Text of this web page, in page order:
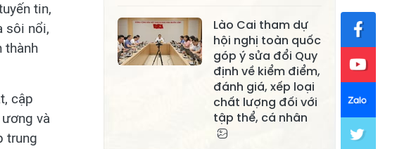
tin,
sôi nổi,
thành
cập
và
trung
Xã Lục Yên
Xã Tân Lĩnh
Xã Khánh Hòa
Xã Phúc Lợi
Xã Cảm Nhân
Xã Thác Bà
Lào Cai tham dự
hội nghị toàn quốc
góp ý sửa đổi Quy
định về kiểm điểm,
đánh giá, xếp loại
chất lượng đối với
tập thể, cá nhân